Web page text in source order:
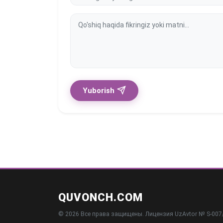
Yuborish
QUVONCH.COM
© 2026 Все права защищены. Лицензия UzAvtor № S-